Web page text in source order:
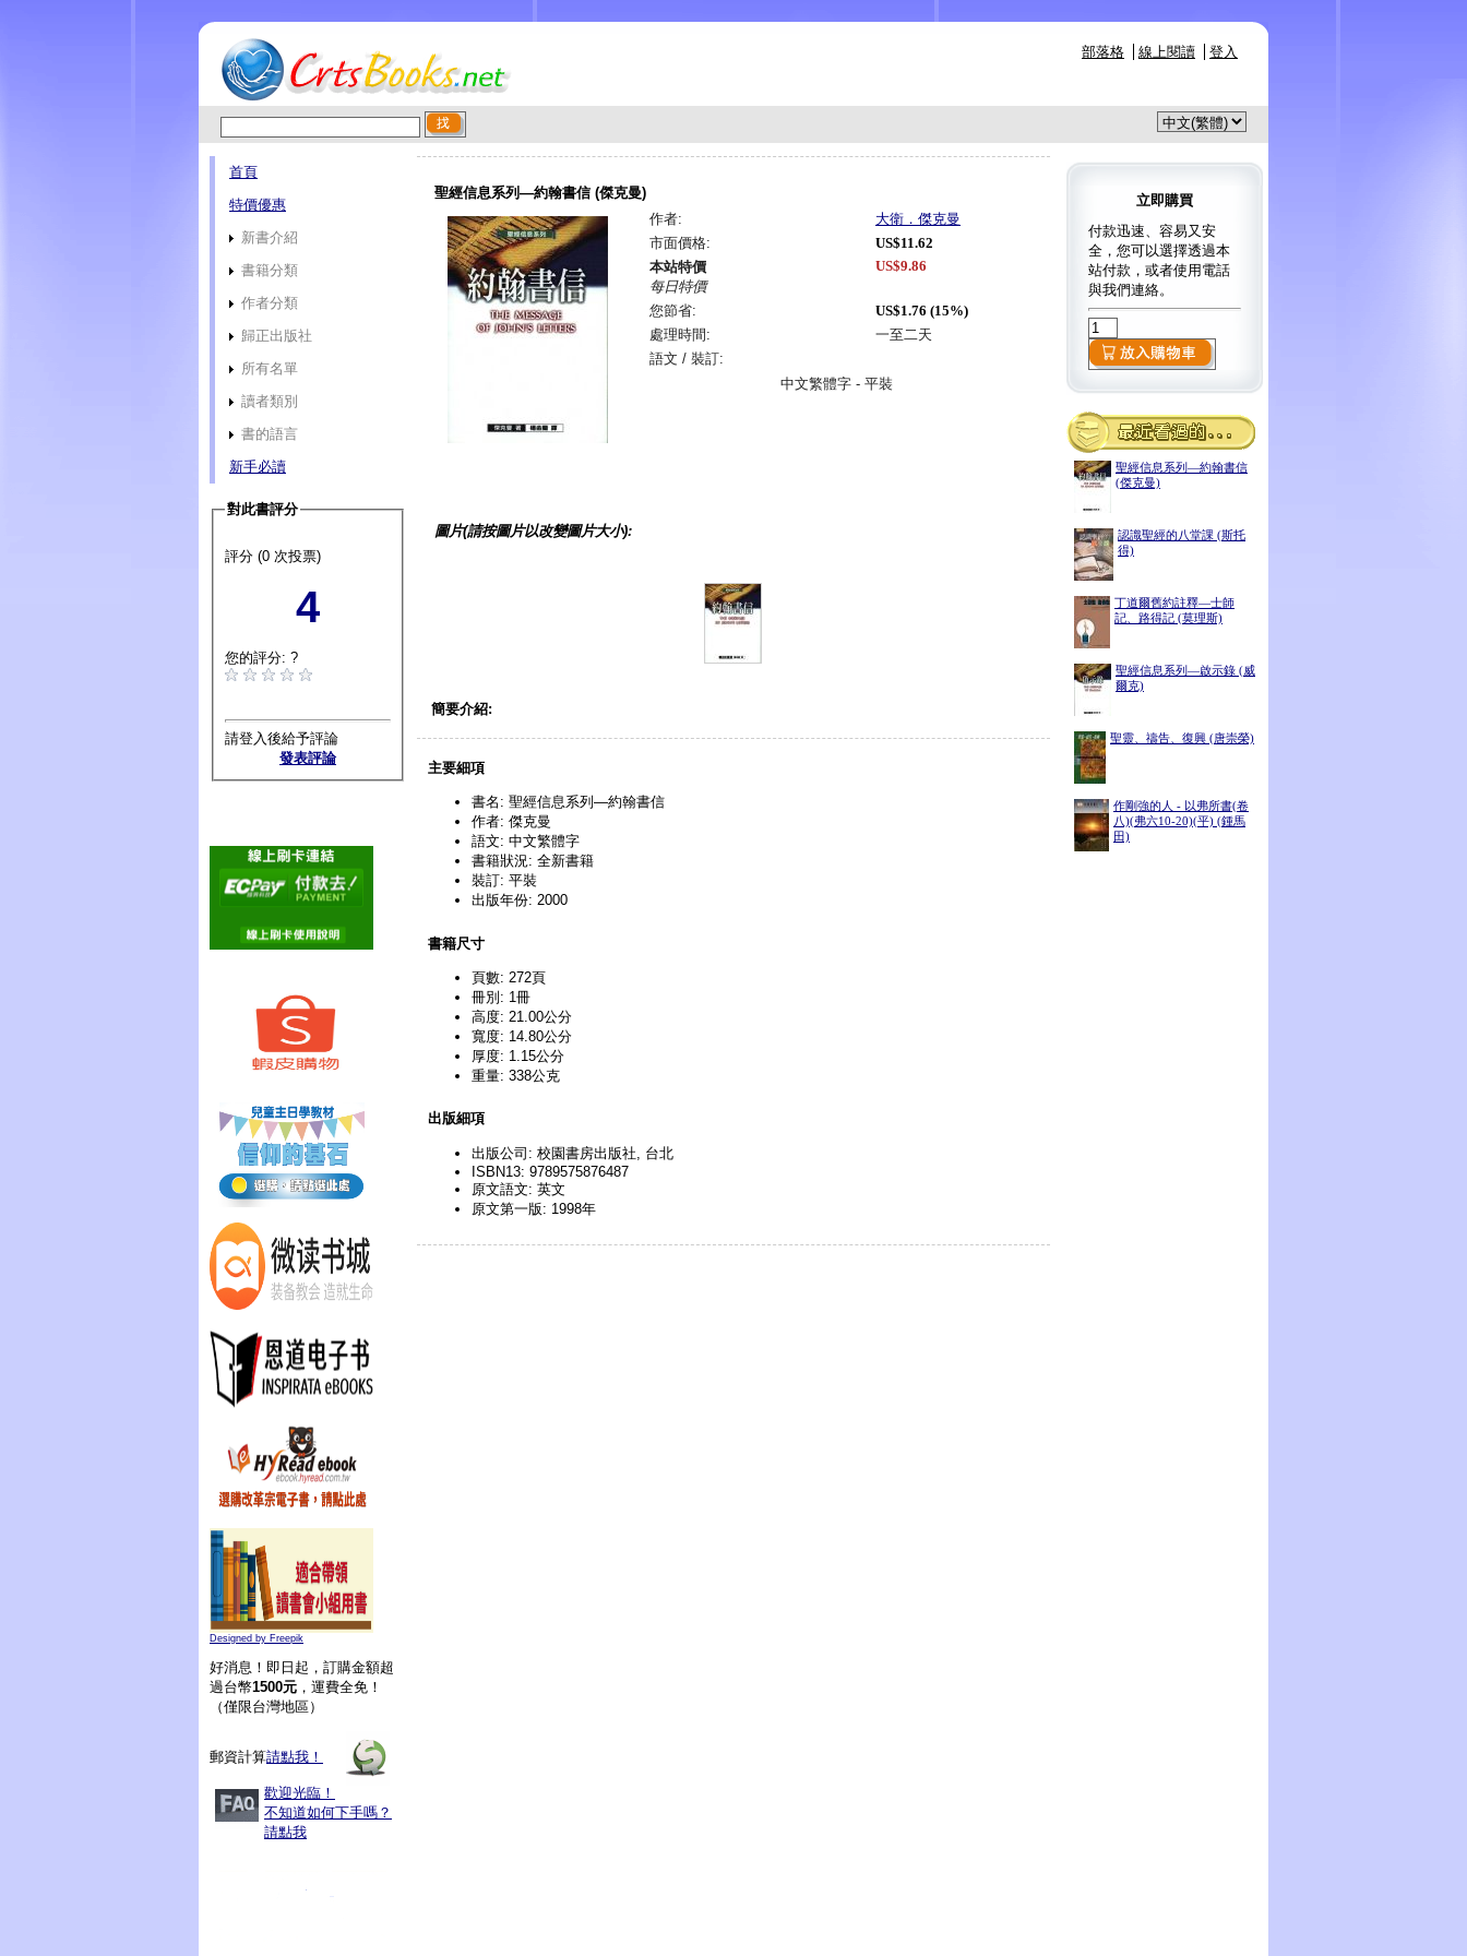
部落格 線上閱讀 登入
首頁
特價優惠
新書介紹
書籍分類
作者分類
歸正出版社
所有名單
讀者類別
書的語言
新手必讀
對此書評分
評分 (0 次投票)
4
您的評分: ?
請登入後給予評論
發表評論
Designed by Freepik
好消息！即日起，訂購金額超
過台幣1500元 ，運費全免！
（僅限台灣地區）
郵資計算請點我！
歡迎光臨！
不知道如何下手嗎？
請點我
立即購買
付款迅速、容易又安
全，您可以選擇透過本
站付款，或者使用電話
與我們連絡。
聖經信息系列—約翰書信
(傑克曼)
認識聖經的八堂課 (斯托
得)
丁道爾舊約註釋—士師
記、路得記 (莫理斯)
聖經信息系列—啟示錄 (威
爾克)
聖靈、禱告、復興 (唐崇榮)
作剛強的人 - 以弗所書(卷
八)(弗六10-20)(平) (鍾馬
田)
聖經信息系列—約翰書信 (傑克曼)
作者:
大衛．傑克曼
市面價格:
US$11.62
本站特價
每日特價
US$9.86
您節省:
US$1.76 (15%)
處理時間:
一至二天
語文 / 裝訂:
中文繁體字 - 平裝
圖片(請按圖片以改變圖片大小):
簡要介紹:
主要細項
書名: 聖經信息系列—約翰書信
作者: 傑克曼
語文: 中文繁體字
書籍狀況: 全新書籍
裝訂: 平裝
出版年份: 2000
書籍尺寸
頁數: 272頁
冊別: 1冊
高度: 21.00公分
寬度: 14.80公分
厚度: 1.15公分
重量: 338公克
出版細項
出版公司: 校園書房出版社, 台北
ISBN13: 9789575876487
原文語文: 英文
原文第一版: 1998年